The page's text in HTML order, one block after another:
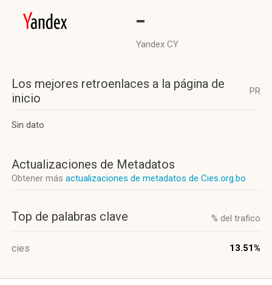
-
Yandex CY
Los mejores retroenlaces a la página de
inicio
PR
Sin dato
Actualizaciones de Metadatos
Obtener más actualizaciones de metadatos de Cies.org.bo
Top de palabras clave % del trafico
cies 13.51%